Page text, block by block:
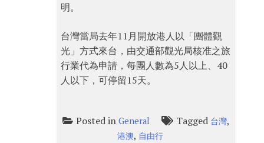
明。
台灣當局去年11月開放港人以「團體觀
光」方式來台，由交通部觀光局核准之旅
行業代為申請，每團人數為5人以上、40
人以下，可停留15天。
Posted inGeneral Tagged 台灣,
港澳, 自由行